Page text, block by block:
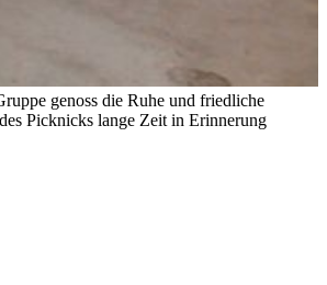
genoss die Ruhe und friedliche
Picknicks lange Zeit in Erinnerung